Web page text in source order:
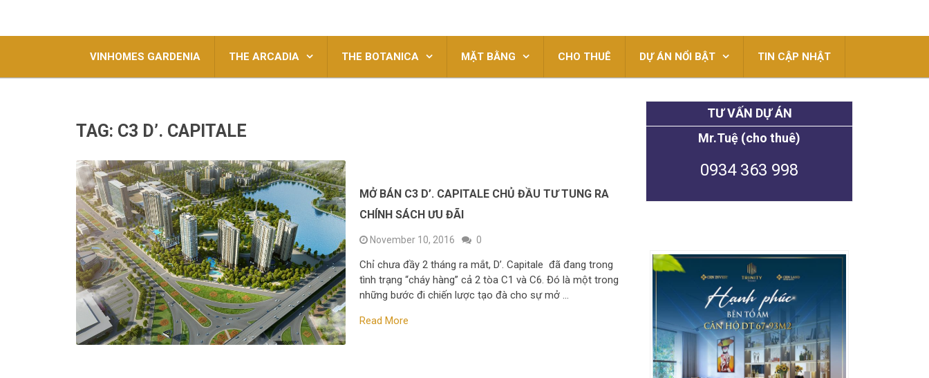
VINHOMES GARDENIA THE ARCADIA THE BOTANICA MẶT BẰNG CHO THUÊ DỰ ÁN NỔI BẬT TIN CẬP NHẬT
TAG: C3 D’. CAPITALE
MỞ BÁN C3 D’. CAPITALE CHỦ ĐẦU TƯ TUNG RA
CHÍNH SÁCH ƯU ĐÃI
November 10, 2016 0
Chỉ chưa đầy 2 tháng ra mắt, D’. Capitale đã đang trong
tình trạng “cháy hàng” cả 2 tòa C1 và C6. Đó là một trong
những bước đi chiến lược tạo đà cho sự mở …
Read More
TƯ VẤN DỰ ÁN
Mr.Tuệ (cho thuê)
0934 363 998